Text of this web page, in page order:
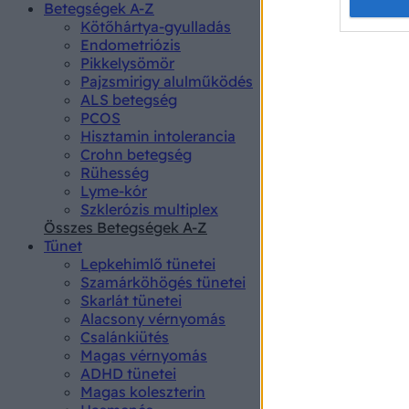
Betegségek A-Z
Kötőhártya-gyulladás
Endometriózis
Pikkelysömör
Pajzsmirigy alulműködés
ALS betegség
PCOS
Hisztamin intolerancia
Crohn betegség
Rühesség
Lyme-kór
Szklerózis multiplex
Összes Betegségek A-Z
Tünet
Lepkehimlő tünetei
Szamárköhögés tünetei
Skarlát tünetei
Alacsony vérnyomás
Csalánkiütés
Magas vérnyomás
ADHD tünetei
Magas koleszterin